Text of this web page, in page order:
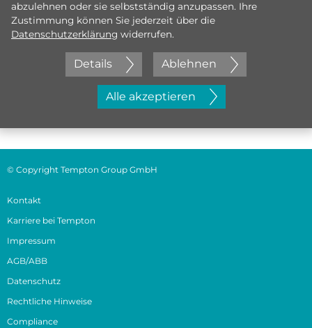
Jetzt initiativ bewerben
abzulehnen oder sie selbstständig anzupassen. Ihre
Zustimmung können Sie jederzeit über die
Datenschutzerklärung widerrufen.
Details Ablehnen
Alle akzeptieren
© Copyright Tempton Group GmbH
Kontakt
Karriere bei Tempton
Impressum
AGB/ABB
Datenschutz
Rechtliche Hinweise
Compliance